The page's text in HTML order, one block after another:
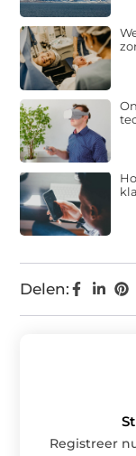
Delen:
Registreer